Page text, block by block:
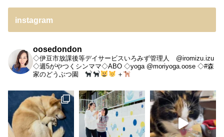
instagram
oosedondon
◇伊豆市放課後等デイサービスいろみず管理人 @iromizu.izu
◇週5がやつくシンママ◇ABO ◇yoga @moriyoga.oose ◇#森
家のどうぶつ園
＋